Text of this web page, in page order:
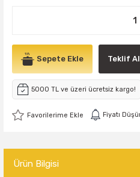
Sepete Ekle Teklif Al
5000 TL ve üzeri ücretsiz kargo!
Fiyatı
Ürün Bilgisi